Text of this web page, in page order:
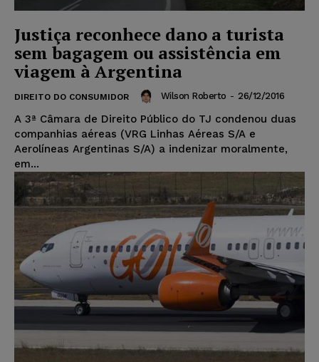
Justiça reconhece dano a turista
sem bagagem ou assistência em
viagem à Argentina
DIREITO DO CONSUMIDOR Wilson Roberto - 26/12/2016
A 3ª Câmara de Direito Público do TJ condenou duas
companhias aéreas (VRG Linhas Aéreas S/A e
Aerolíneas Argentinas S/A) a indenizar moralmente,
em...